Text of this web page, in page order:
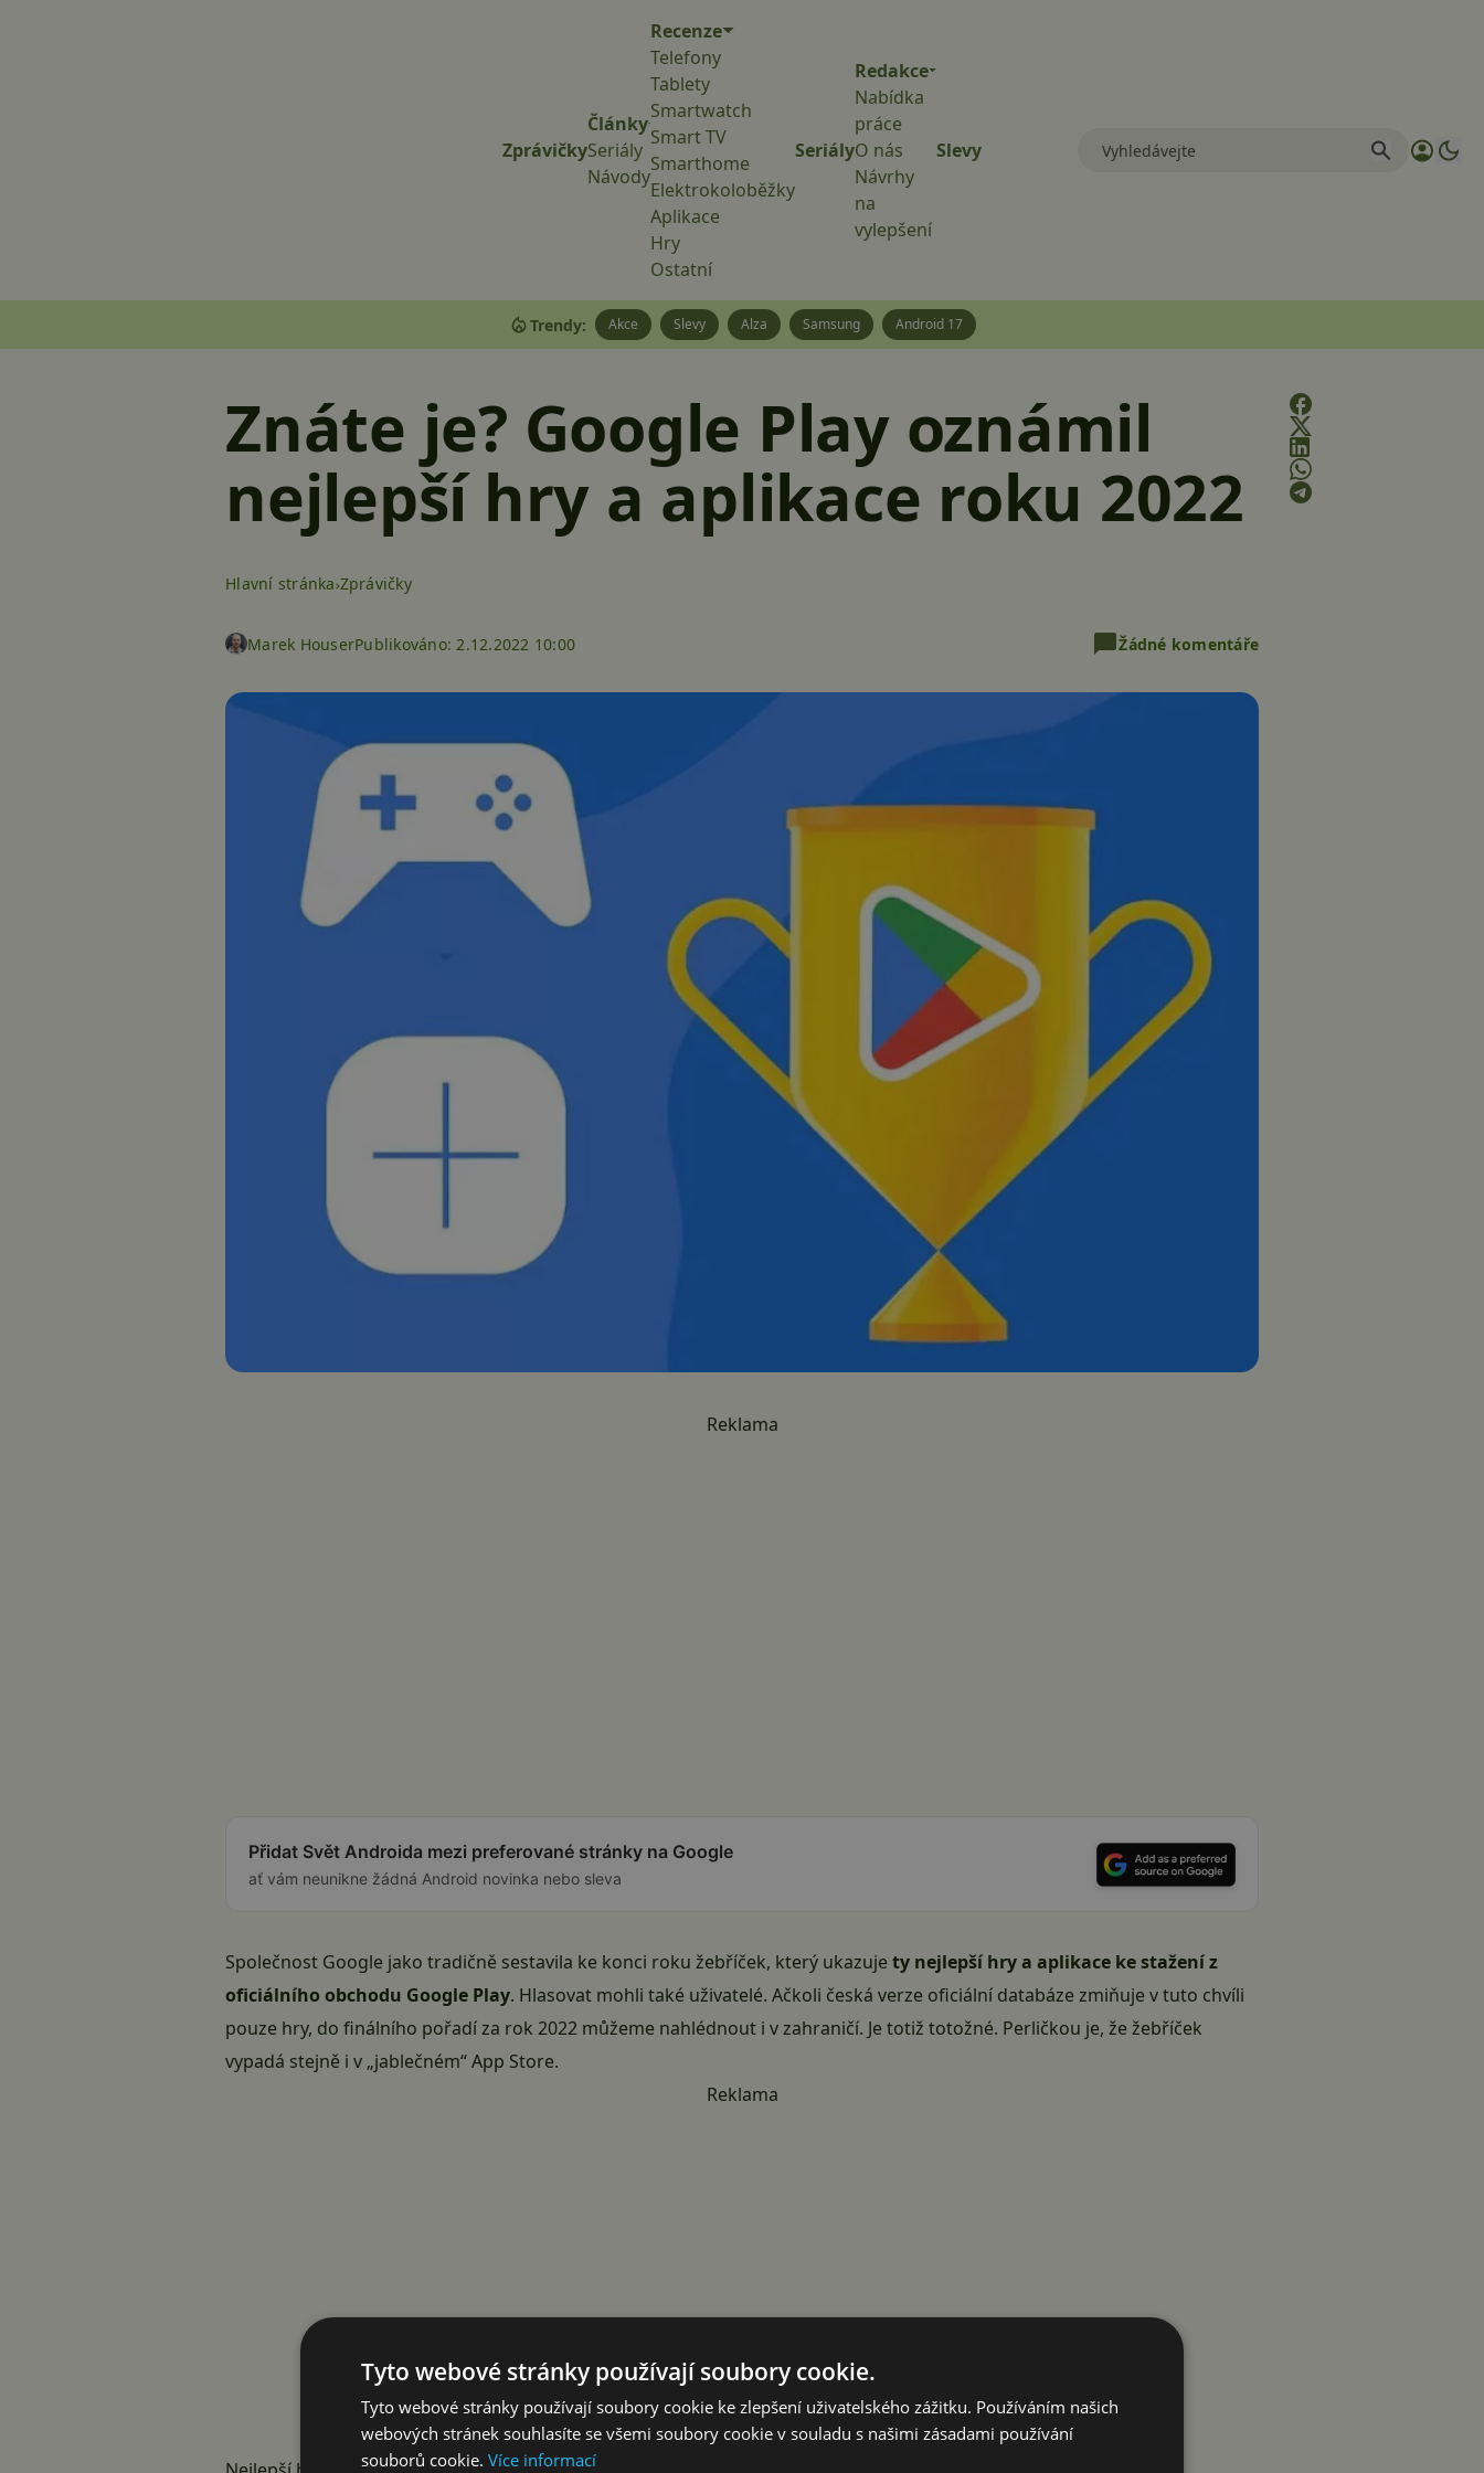
Zprávičky
Články
Seriály
Návody
Recenze
Telefony
Tablety
Smartwatch
Smart TV
Smarthome
Elektrokoloběžky
Aplikace
Hry
Ostatní
Seriály
Redakce
Nabídka
práce
O nás
Návrhy
na
vylepšení
Slevy
Trendy: Akce Slevy Alza Samsung Android 17
Znáte je? Google Play oznámil
nejlepší hry a aplikace roku 2022
Hlavní stránka Zprávičky
Marek HouserPublikováno: 2.12.2022 10:00 Žádné komentáře
Reklama
Přidat Svět Androida mezi preferované stránky na Google
ať vám neunikne žádná Android novinka nebo sleva
Společnost Google jako tradičně sestavila ke konci roku žebříček, který ukazujety nejlepší hry a aplikace ke stažení z
oficiálního obchodu Google Play. Hlasovat mohli také uživatelé. Ačkoli česká verze oficiální databáze zmiňuje v tuto chvíli
pouze hry, do finálního pořadí za rok 2022 můžeme nahlédnout i v zahraničí. Je totiž totožné. Perličkou je, že žebříček
vypadá stejně i v „jablečném“ App Store.
Reklama
Tyto webové stránky používají soubory cookie.
Tyto webové stránky používají soubory cookie ke zlepšení uživatelského zážitku. Používáním našich
webových stránek souhlasíte se všemi soubory cookie v souladu s našimi zásadami používání
souborů cookie. Více informací